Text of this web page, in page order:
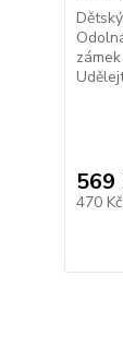
569
470 Kč